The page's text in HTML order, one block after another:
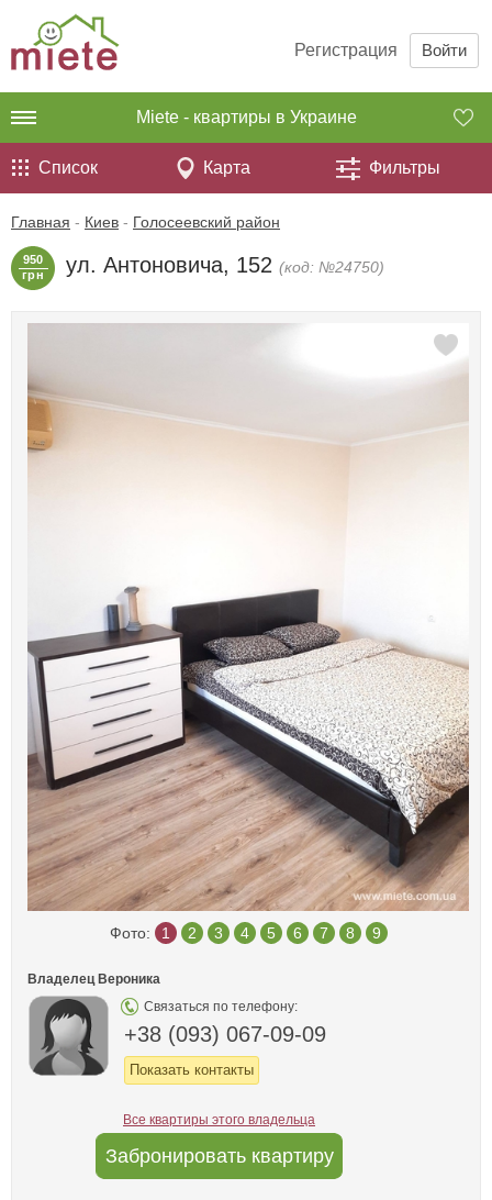
Регистрация Войти
Miete - квартиры в Украине
Список Карта Фильтры
Главная - Киев - Голосеевский район
950
грн
ул. Антоновича, 152 (код: №24750)
Фото: 1 2 3 4 5 6 7 8 9
Владелец Вероника
Связаться по телефону:
+38 (093) 067-09-09
Показать контакты
Все квартиры этого владельца
Забронировать квартиру